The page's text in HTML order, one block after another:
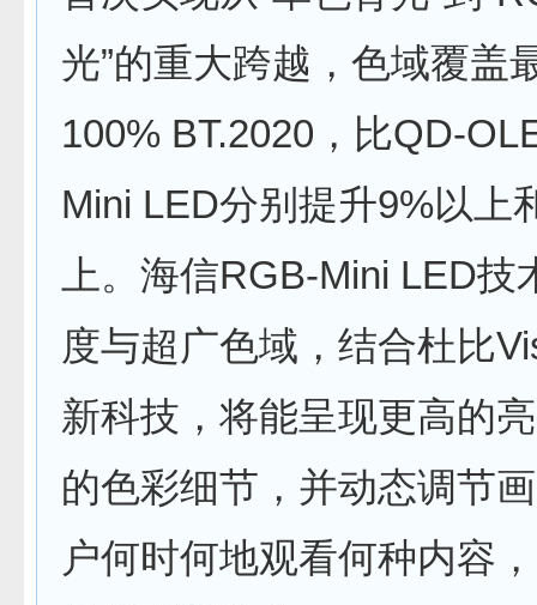
光”的重大跨越，色域覆盖
100% BT.2020，比QD-
Mini LED分别提升9%以上
上。海信RGB-Mini LED技
度与超广色域，结合杜比
新科技，将能呈现更高的
的色彩细节，并动态调节
户何时何地观看何种内容